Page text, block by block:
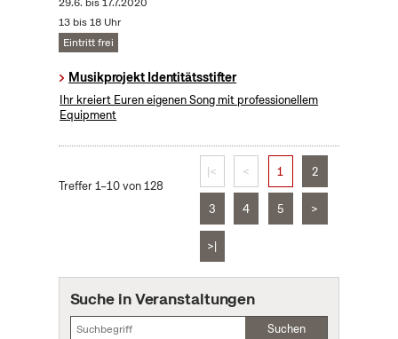
29.6. bis17.7.2020
13 bis 18 Uhr
Eintritt frei
Musikprojekt Identitätsstifter
Ihr kreiert Euren eigenen Song mit professionellem
Equipment
Treffer 1–10 von 128
|< < 1 2
3 4 5 >
>|
Suche in Veranstaltungen
Suchen